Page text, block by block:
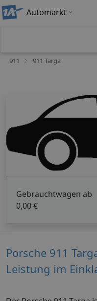
Automarkt
911 911 Targa
Gebrauchtwagen ab
0,00 €
Porsche 911
Leistung im